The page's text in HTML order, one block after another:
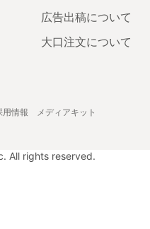
広告出稿について
大口注文について
用情報 メディアキット
All rights reserved.